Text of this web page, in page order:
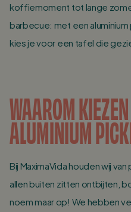
koffiemoment tot lange
barbecue: met een
kies je voor een tafel die
WAAROM
ALUMINIUM
Bij MaximaVida houden wij
allen buiten zitten ontbijten,
noem maar op! We hebben